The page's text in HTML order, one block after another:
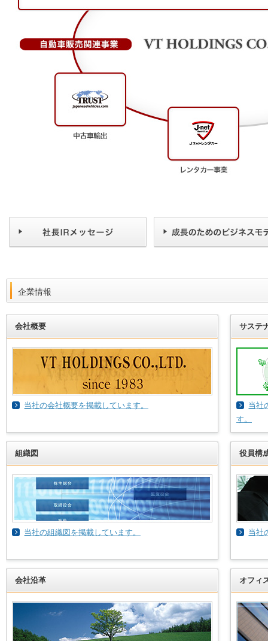
企業情報
会社概要
当社の会社概要を掲載しています。
サステ
当社
す。
組織図
当社の組織図を掲載しています。
役員構
当社
会社沿革 オフィ